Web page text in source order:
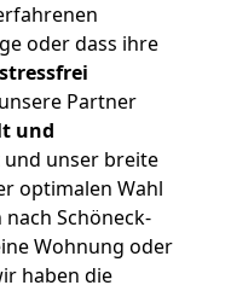
oder dass ihre
Partner
und
und unser breite
optimalen Wahl
Schöneck-
Wohnung oder
haben die